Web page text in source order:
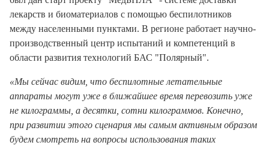
лекарств и биоматериалов с помощью беспилотников
между населенными пунктами. В регионе работает научно-
производственный центр испытаний и компетенций в
области развития технологий БАС "Полярный".
«Мы сейчас видим, что беспилотные летательные
аппараты могут уже в ближайшее время перевозить уже
не килограммы, а десятки, сотни килограммов. Конечно,
при развитии этого сценария мы самым активным образом
будем смотреть на вопросы использования таких